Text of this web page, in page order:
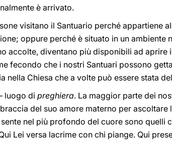
è arrivato.
visitano il Santuario perché appartiene
oppure perché è situato in un ambiente
accolte, diventano più disponibili ad
fecondo che i nostri Santuari possono
Chiesa che a volte può essere stata
luogo di preghiera. La maggior parte dei
del suo amore materno per
nel più profondo del cuore sono quelli
Lei versa lacrime con chi piange. Qui